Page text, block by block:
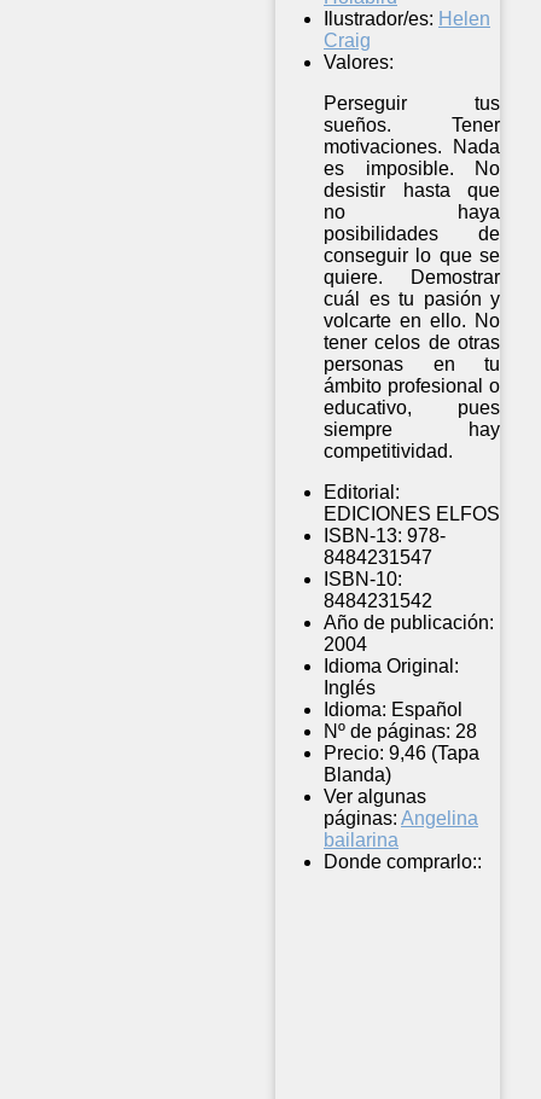
Ilustrador/es: Helen
Craig
Valores:
Perseguir tus
sueños. Tener
motivaciones. Nada
es imposible. No
desistir hasta que
no haya
posibilidades de
conseguir lo que se
quiere. Demostrar
cuál es tu pasión y
volcarte en ello. No
tener celos de otras
personas en tu
ámbito profesional o
educativo, pues
siempre hay
competitividad.
Editorial:
EDICIONES ELFOS
ISBN-13: 978-
8484231547
ISBN-10:
8484231542
Año de publicación:
2004
Idioma Original:
Inglés
Idioma: Español
Nº de páginas: 28
Precio: 9,46 (Tapa
Blanda)
Ver algunas
páginas: Angelina
bailarina
Donde comprarlo::